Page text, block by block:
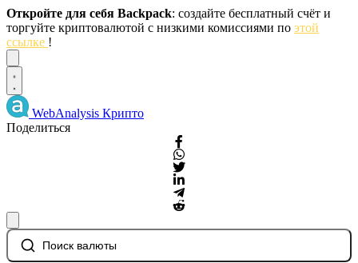
Откройте для себя Backpack: создайте бесплатный счёт и
торгуйте криптовалютой с низкими комиссиями по этой
ссылке !
WebAnalysis Крипто
Поделиться
Поиск валюты